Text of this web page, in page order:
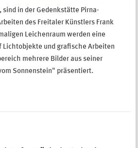
sind in der Gedenkstätte Pirna-
des Freitaler Künstlers Frank
Leichenraum werden eine
und grafische Arbeiten
mehrere Bilder aus seiner
Sonnenstein" präsentiert.